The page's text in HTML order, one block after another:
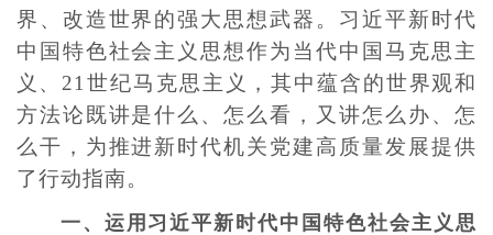
界、改造世界的强大思想武器。习近平新时代
中国特色社会主义思想作为当代中国马克思主
义、21世纪马克思主义，其中蕴含的世界观和
方法论既讲是什么、怎么看，又讲怎么办、怎
么干，为推进新时代机关党建高质量发展提供
了行动指南。
一、 运用习近平新时代中国特色社会主义思